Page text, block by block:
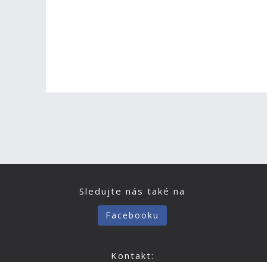
Sledujte nás také na
Facebooku
Kontakt: